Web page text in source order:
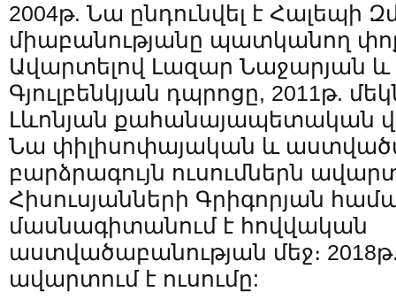
2004թ. Նա ընդունվել է Հալեպի
միաբանությանը պատկանող
Ավարտելով Լազար Նաջարյան և
Գյուլբենկյան դպրոցը, 2011թ.
Լևոնյան քահանայապետական
Նա փիլիսոփայական և
բարձրագույն ուսումներն
Հիսուսյանների Գրիգորյան
մասնագիտանում է հովվական
աստվածաբանության մեջ։
ավարտում է ուսումը: